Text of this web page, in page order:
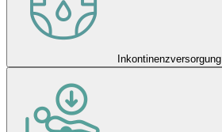
Inkontinenzversorgung